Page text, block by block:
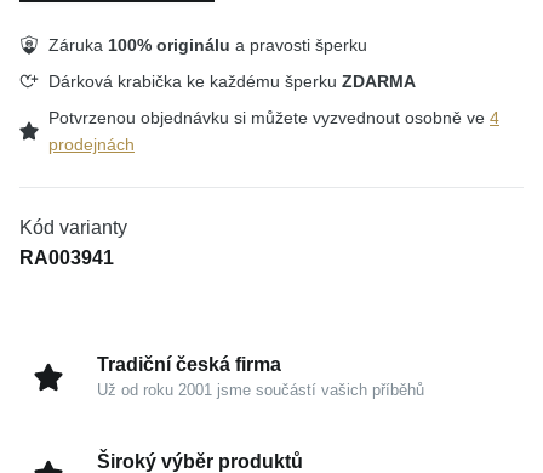
Záruka 100% originálu a pravosti šperku
Dárková krabička ke každému šperku ZDARMA
Potvrzenou objednávku si můžete vyzvednout osobně ve 4
prodejnách
Kód varianty
RA003941
Tradiční česká firma
Už od roku 2001 jsme součástí vašich příběhů
Široký výběr produktů